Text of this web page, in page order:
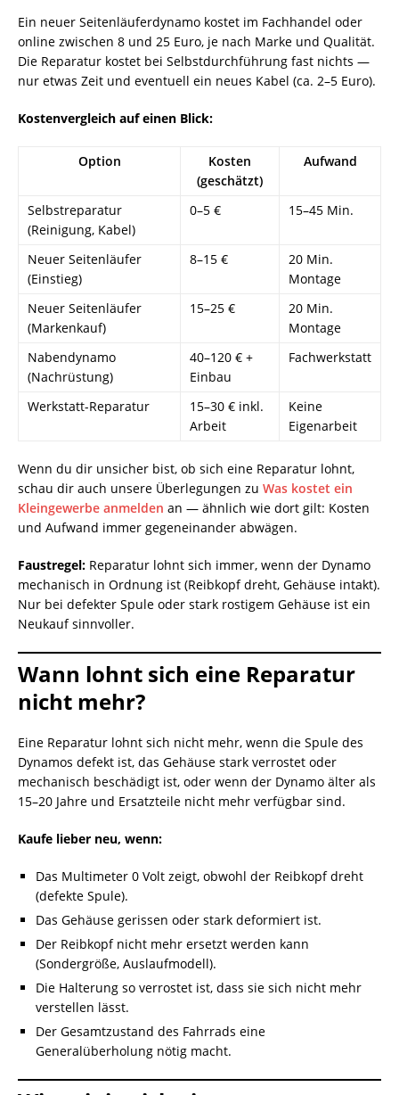
Ein neuer Seitenläuferdynamo kostet im Fachhandel oder
online zwischen 8 und 25 Euro, je nach Marke und Qualität.
Die Reparatur kostet bei Selbstdurchführung fast nichts —
nur etwas Zeit und eventuell ein neues Kabel (ca. 2–5 Euro).
Kostenvergleich auf einen Blick:
Option
Kosten
(geschätzt)
Aufwand
Selbstreparatur
(Reinigung, Kabel)
0–5 € 15–45 Min.
Neuer Seitenläufer
(Einstieg)
8–15 €
20 Min.
Montage
Neuer Seitenläufer
(Markenkauf)
15–25 €
20 Min.
Montage
Nabendynamo
(Nachrüstung)
40–120 € +
Einbau
Fachwerkstatt
Werkstatt-Reparatur
15–30 € inkl.
Arbeit
Keine
Eigenarbeit
Wenn du dir unsicher bist, ob sich eine Reparatur lohnt,
schau dir auch unsere Überlegungen zu Was kostet ein
Kleingewerbe anmelden an — ähnlich wie dort gilt: Kosten
und Aufwand immer gegeneinander abwägen.
Faustregel: Reparatur lohnt sich immer, wenn der Dynamo
mechanisch in Ordnung ist (Reibkopf dreht, Gehäuse intakt).
Nur bei defekter Spule oder stark rostigem Gehäuse ist ein
Neukauf sinnvoller.
Wann lohnt sich eine Reparatur
nicht mehr?
Eine Reparatur lohnt sich nicht mehr, wenn die Spule des
Dynamos defekt ist, das Gehäuse stark verrostet oder
mechanisch beschädigt ist, oder wenn der Dynamo älter als
15–20 Jahre und Ersatzteile nicht mehr verfügbar sind.
Kaufe lieber neu, wenn:
Das Multimeter 0 Volt zeigt, obwohl der Reibkopf dreht
(defekte Spule).
Das Gehäuse gerissen oder stark deformiert ist.
Der Reibkopf nicht mehr ersetzt werden kann
(Sondergröße, Auslaufmodell).
Die Halterung so verrostet ist, dass sie sich nicht mehr
verstellen lässt.
Der Gesamtzustand des Fahrrads eine
Generalüberholung nötig macht.